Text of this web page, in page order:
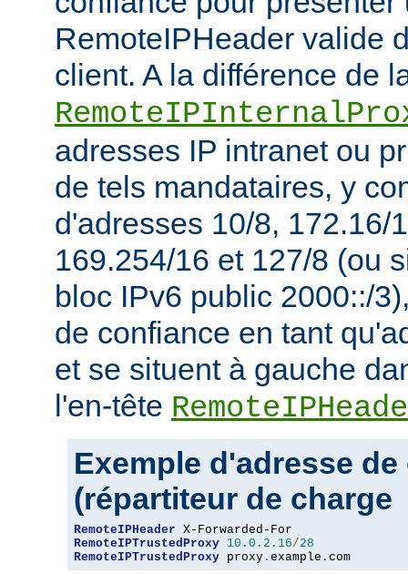
RemoteIPHeader valide
client. A la différence de
adresses IP intranet ou
de tels mandataires, y
d'adresses 10/8, 172.16/
169.254/16 et 127/8 (ou
bloc IPv6 public 2000::/
de confiance en tant
et se situent à gauche
l'en-tête
Exemple d'adresse
(répartiteur de charge
RemoteIPHeader
RemoteIPTrustedProxy 10.0 . 2.16/28
RemoteIPTrustedProxy proxy . example . com